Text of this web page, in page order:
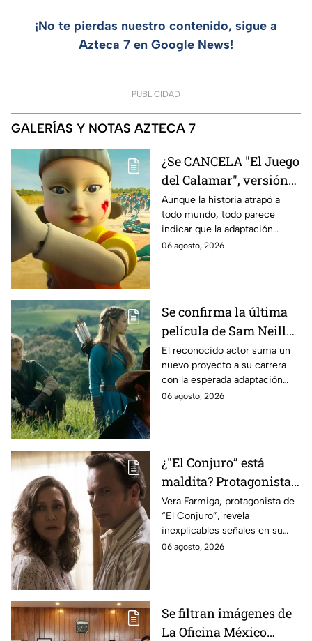
¡No te pierdas nuestro contenido, sigue a
Azteca 7 en Google News!
PUBLICIDAD
GALERÍAS Y NOTAS AZTECA 7
¿Se CANCELA "El Juego
del Calamar", versión
Estados Unidos? Esto
es lo que se sabe al
momento
Aunque la historia atrapó a
todo mundo, todo parece
indicar que la adaptación
podría ser cancelada:
06 agosto, 2026
Se confirma la última
película de Sam Neill
antes de morir: esto es
lo que se sabe hasta
ahora
El reconocido actor suma un
nuevo proyecto a su carrera
con la esperada adaptación
cinematográfica del popular
06 agosto, 2026
¿"El Conjuro” está
maldita? Protagonista
revela INQUIETANTES
señales en su cuerpo
durante la grabación de
la película
Vera Farmiga, protagonista de
“El Conjuro”, revela
inexplicables señales en su
cuerpo durante el rodaje de la
06 agosto, 2026
Se filtran imágenes de
La Oficina México